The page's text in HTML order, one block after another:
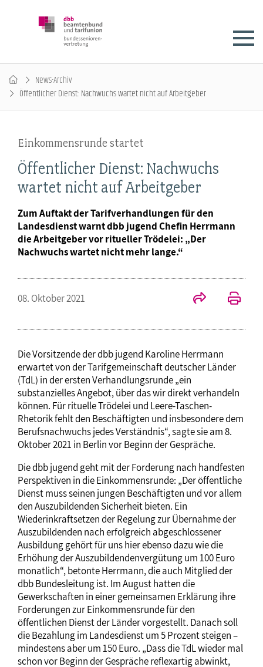
News-Archiv
Öffentlicher Dienst: Nachwuchs wartet nicht auf Arbeitgeber
Einkommensrunde startet
Öffentlicher Dienst: Nachwuchs
wartet nicht auf Arbeitgeber
Zum Auftakt der Tarifverhandlungen für den
Landesdienst warnt dbb jugend Chefin Herrmann
die Arbeitgeber vor ritueller Trödelei: „Der
Nachwuchs wartet nicht mehr lange.“
08. Oktober 2021
Die Vorsitzende der dbb jugend Karoline Herrmann
erwartet von der Tarifgemeinschaft deutscher Länder
(TdL) in der ersten Verhandlungsrunde „ein
substanzielles Angebot, über das wir direkt verhandeln
können. Für rituelle Trödelei und Leere-Taschen-
Rhetorik fehlt den Beschäftigten und insbesondere dem
Berufsnachwuchs jedes Verständnis“, sagte sie am 8.
Oktober 2021 in Berlin vor Beginn der Gespräche.
Die dbb jugend geht mit der Forderung nach handfesten
Perspektiven in die Einkommensrunde: „Der öffentliche
Dienst muss seinen jungen Beschäftigten und vor allem
den Auszubildenden Sicherheit bieten. Ein
Wiederinkraftsetzen der Regelung zur Übernahme der
Auszubildenden nach erfolgreich abgeschlossener
Ausbildung gehört für uns hier ebenso dazu wie die
Erhöhung der Auszubildendenvergütung um 100 Euro
monatlich“, betonte Herrmann, die auch Mitglied der
dbb Bundesleitung ist. Im August hatten die
Gewerkschaften in einer gemeinsamen Erklärung ihre
Forderungen zur Einkommensrunde für den
öffentlichen Dienst der Länder vorgestellt. Danach soll
die Bezahlung im Landesdienst um 5 Prozent steigen –
mindestens aber um 150 Euro. „Dass die TdL wieder mal
schon vor Beginn der Gespräche reflexartig abwinkt,